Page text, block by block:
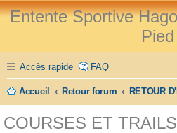
Entente Sportive
Pied
Accès rapide FAQ
Accueil Retour forum
COURSES ET TRAILS